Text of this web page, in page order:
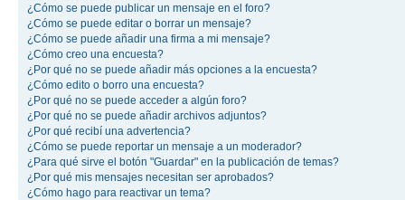
¿Cómo se puede publicar un mensaje en el foro?
¿Cómo se puede editar o borrar un mensaje?
¿Cómo se puede añadir una firma a mi mensaje?
¿Cómo creo una encuesta?
¿Por qué no se puede añadir más opciones a la encuesta?
¿Cómo edito o borro una encuesta?
¿Por qué no se puede acceder a algún foro?
¿Por qué no se puede añadir archivos adjuntos?
¿Por qué recibí una advertencia?
¿Cómo se puede reportar un mensaje a un moderador?
¿Para qué sirve el botón "Guardar" en la publicación de temas?
¿Por qué mis mensajes necesitan ser aprobados?
¿Cómo hago para reactivar un tema?